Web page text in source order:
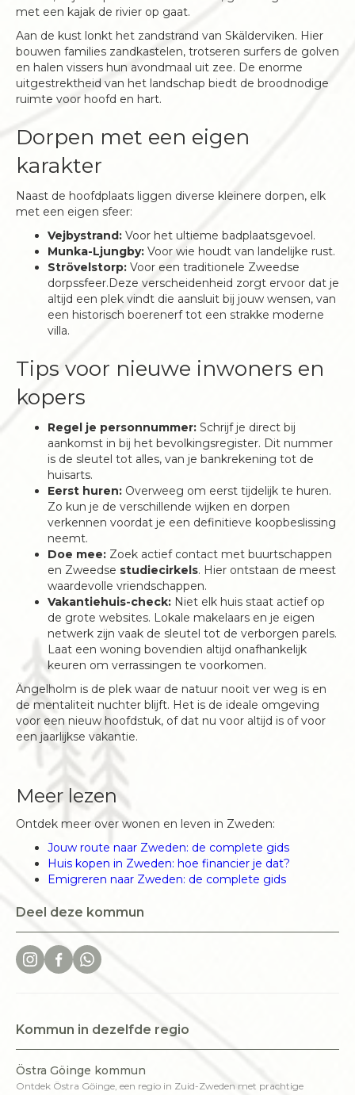
met een kajak de rivier op gaat.
Aan de kust lonkt het zandstrand van Skälderviken. Hier
bouwen families zandkastelen, trotseren surfers de golven
en halen vissers hun avondmaal uit zee. De enorme
uitgestrektheid van het landschap biedt de broodnodige
ruimte voor hoofd en hart.
Dorpen met een eigen
karakter
Naast de hoofdplaats liggen diverse kleinere dorpen, elk
met een eigen sfeer:
Vejbystrand: Voor het ultieme badplaatsgevoel.
Munka-Ljungby: Voor wie houdt van landelijke rust.
Strövelstorp: Voor een traditionele Zweedse
dorpssfeer.Deze verscheidenheid zorgt ervoor dat je
altijd een plek vindt die aansluit bij jouw wensen, van
een historisch boerenerf tot een strakke moderne
villa.
Tips voor nieuwe inwoners en
kopers
Regel je personnummer: Schrijf je direct bij
aankomst in bij het bevolkingsregister. Dit nummer
is de sleutel tot alles, van je bankrekening tot de
huisarts.
Eerst huren: Overweeg om eerst tijdelijk te huren.
Zo kun je de verschillende wijken en dorpen
verkennen voordat je een definitieve koopbeslissing
neemt.
Doe mee: Zoek actief contact met buurtschappen
en Zweedse studiecirkels. Hier ontstaan de meest
waardevolle vriendschappen.
Vakantiehuis-check: Niet elk huis staat actief op
de grote websites. Lokale makelaars en je eigen
netwerk zijn vaak de sleutel tot de verborgen parels.
Laat een woning bovendien altijd onafhankelijk
keuren om verrassingen te voorkomen.
Ängelholm is de plek waar de natuur nooit ver weg is en
de mentaliteit nuchter blijft. Het is de ideale omgeving
voor een nieuw hoofdstuk, of dat nu voor altijd is of voor
een jaarlijkse vakantie.
Meer lezen
Ontdek meer over wonen en leven in Zweden:
Jouw route naar Zweden: de complete gids
Huis kopen in Zweden: hoe financier je dat?
Emigreren naar Zweden: de complete gids
Deel deze kommun
Kommun in dezelfde regio
Östra Göinge kommun
Ontdek Östra Göinge, een regio in Zuid-Zweden met prachtige